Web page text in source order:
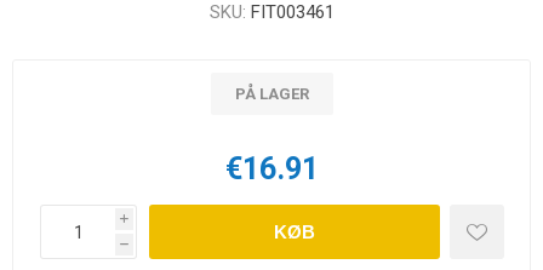
SKU: FIT003461
PÅ LAGER
€16.91
i
h
KØB